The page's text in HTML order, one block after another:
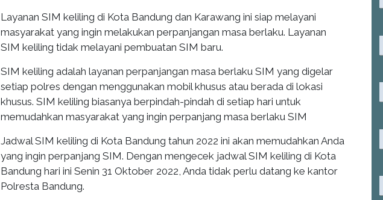
Layanan SIM keliling di Kota Bandung dan Karawang ini siap melayani
masyarakat yang ingin melakukan perpanjangan masa berlaku. Layanan
SIM keliling tidak melayani pembuatan SIM baru.
SIM keliling adalah layanan perpanjangan masa berlaku SIM yang digelar
setiap polres dengan menggunakan mobil khusus atau berada di lokasi
khusus. SIM keliling biasanya berpindah-pindah di setiap hari untuk
memudahkan masyarakat yang ingin perpanjang masa berlaku SIM
Jadwal SIM keliling di Kota Bandung tahun 2022 ini akan memudahkan Anda
yang ingin perpanjang SIM. Dengan mengecek jadwal SIM keliling di Kota
Bandung hari ini Senin 31 Oktober 2022, Anda tidak perlu datang ke kantor
Polresta Bandung.